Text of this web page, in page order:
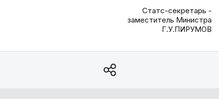
Статс-секретарь -
заместитель Министра
Г.У.ПИРУМОВ